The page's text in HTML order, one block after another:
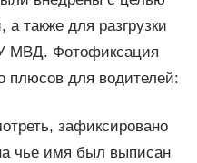
также для разгрузки
МВД. Фотофиксация
плюсов для водителей:
зафиксировано
чье имя был выписан